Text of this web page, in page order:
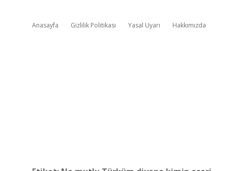
Anasayfa Gizlilik Politikası Yasal Uyarı Hakkımızda